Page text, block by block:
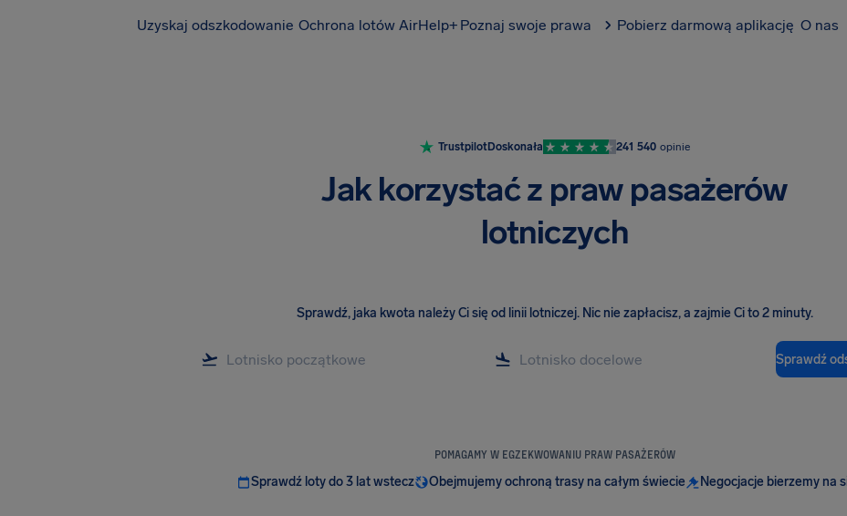
Uzyskaj odszkodowanie Ochrona lotów AirHelp+ Poznaj swoje prawa Pobierz darmową aplikację O nas
TrustpilotDoskonała 241 540 opinie
Jak korzystać z praw pasażerów
lotniczych
Sprawdź, jaka kwota należy Ci się od linii lotniczej. Nic nie zapłacisz, a zajmie Ci to 2 minuty.
Sprawdź
POMAGAMY W EGZEKWOWANIU PRAW PASAŻERÓW
Sprawdź loty do 3 lat wstecz Obejmujemy ochroną trasy na całym świecie Negocjacje bierzemy na